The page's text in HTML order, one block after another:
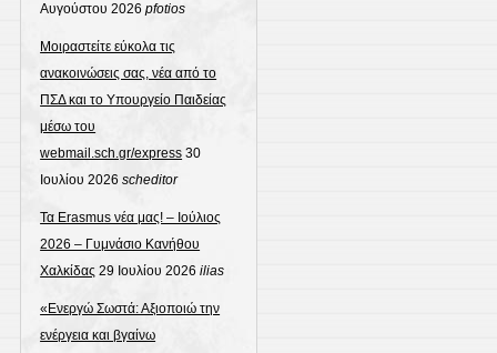
Αυγούστου 2026 pfotios
Μοιραστείτε εύκολα τις
ανακοινώσεις σας, νέα από το
ΠΣΔ και το Υπουργείο Παιδείας
μέσω του
webmail.sch.gr/express 30
Ιουλίου 2026 scheditor
Τα Erasmus νέα μας! – Ιούλιος
2026 – Γυμνάσιο Κανήθου
Χαλκίδας 29 Ιουλίου 2026 ilias
«Ενεργώ Σωστά: Αξιοποιώ την
ενέργεια και βγαίνω